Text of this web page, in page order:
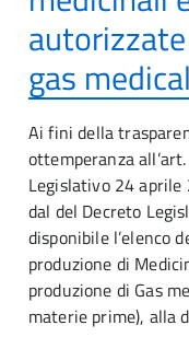
gas
Ai fini della
ottemperanza
Legislativo 24 aprile
dal del Decreto
disponibile l’elenco
produzione di
produzione di Gas
materie prime), alla